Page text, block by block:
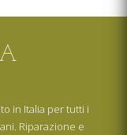
in Italia per tutti i
Riparazione e